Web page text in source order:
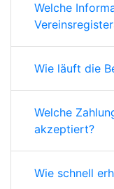
Welche
Wie läuft die
Welche
akzeptiert?
Wie schnell